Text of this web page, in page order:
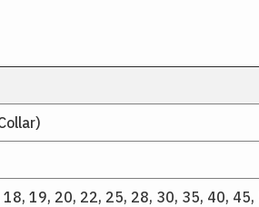
19, 20, 22, 25, 28, 30, 35, 40, 45,